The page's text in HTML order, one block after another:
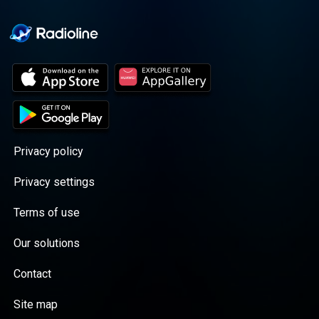
Privacy policy
Privacy settings
Terms of use
Our solutions
Contact
Site map